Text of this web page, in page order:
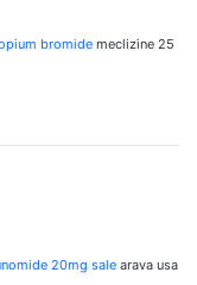
bromide meclizine 25
20mg sale arava usa